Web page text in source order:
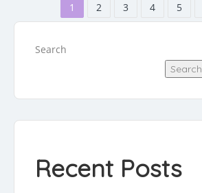
1 2 3 4 5
Search
Search
Recent Posts